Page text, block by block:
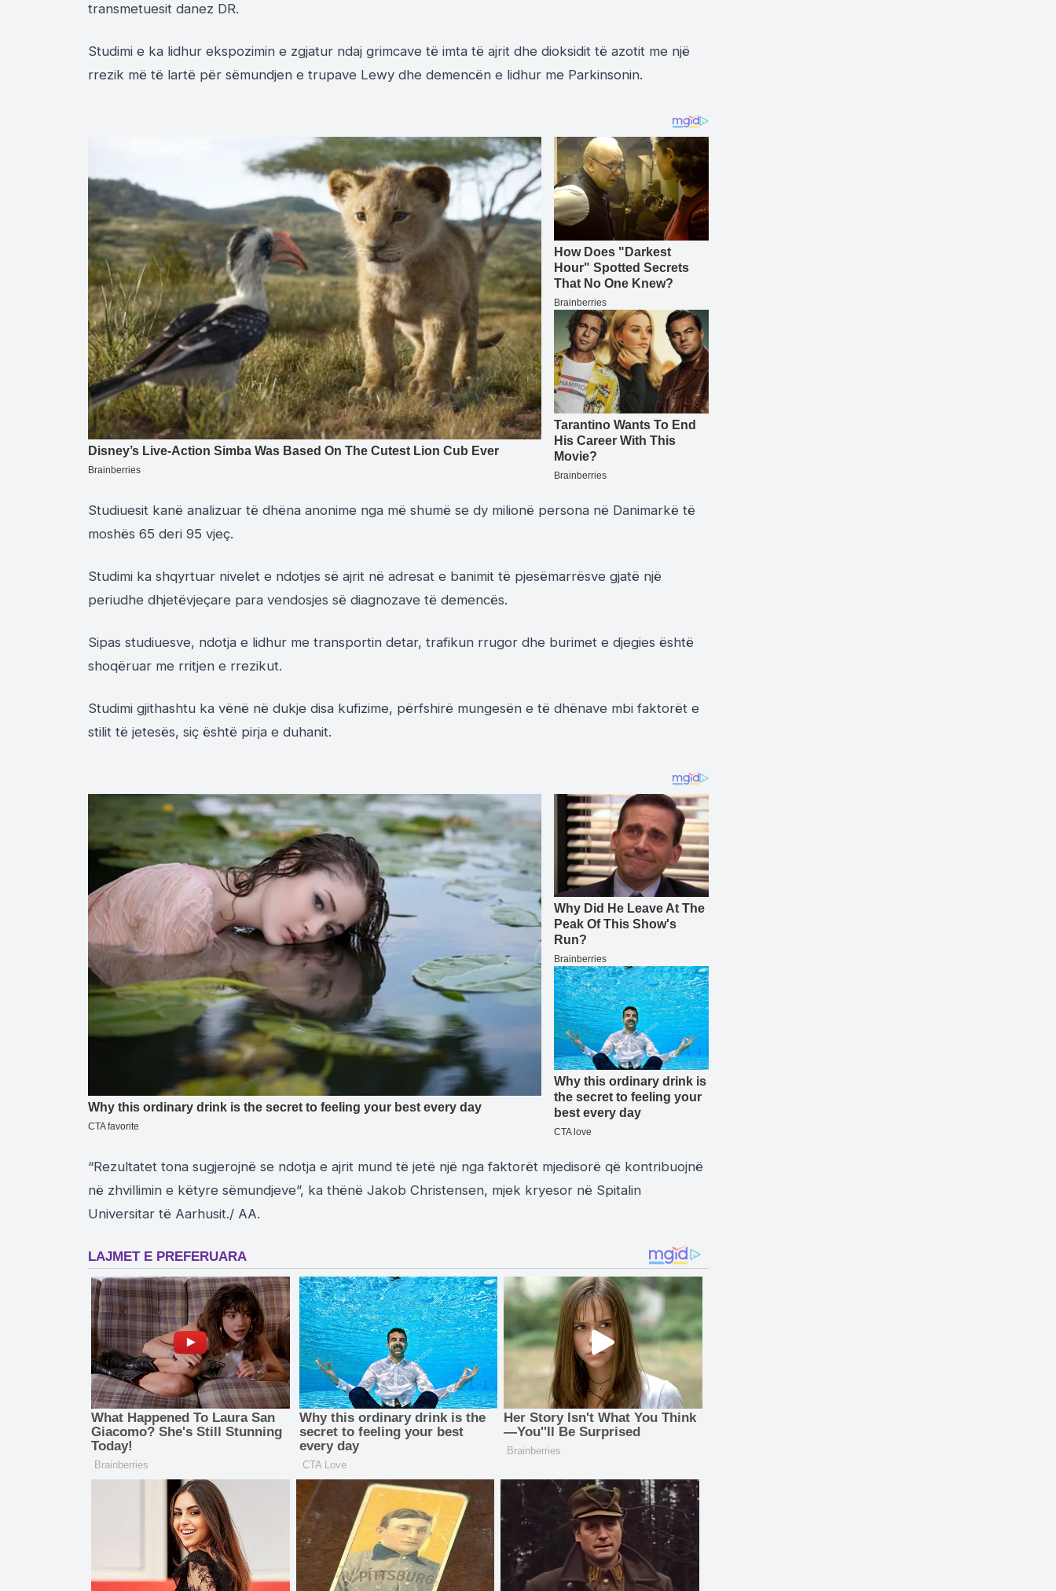
transmetuesit danez DR.
Studimi e ka lidhur ekspozimin e zgjatur ndaj grimcave të imta të ajrit dhe dioksidit të azotit me një
rrezik më të lartë për sëmundjen e trupave Lewy dhe demencën e lidhur me Parkinsonin.
Studiuesit kanë analizuar të dhëna anonime nga më shumë se dy milionë persona në Danimarkë të
moshës 65 deri 95 vjeç.
Studimi ka shqyrtuar nivelet e ndotjes së ajrit në adresat e banimit të pjesëmarrësve gjatë një
periudhe dhjetëvjeçare para vendosjes së diagnozave të demencës.
Sipas studiuesve, ndotja e lidhur me transportin detar, trafikun rrugor dhe burimet e djegies është
shoqëruar me rritjen e rrezikut.
Studimi gjithashtu ka vënë në dukje disa kufizime, përfshirë mungesën e të dhënave mbi faktorët e
stilit të jetesës, siç është pirja e duhanit.
“Rezultatet tona sugjerojnë se ndotja e ajrit mund të jetë një nga faktorët mjedisorë që kontribuojnë
në zhvillimin e këtyre sëmundjeve”, ka thënë Jakob Christensen, mjek kryesor në Spitalin
Universitar të Aarhusit./ AA.